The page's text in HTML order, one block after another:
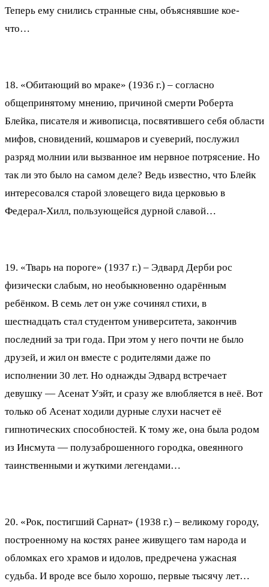
Теперь ему снились странные сны, объяснявшие кое-
что…
18. «Обитающий во мраке» (1936 г.) – согласно
общепринятому мнению, причиной смерти Роберта
Блейка, писателя и живописца, посвятившего себя области
мифов, сновидений, кошмаров и суеверий, послужил
разряд молнии или вызванное им нервное потрясение. Но
так ли это было на самом деле? Ведь известно, что Блейк
интересовался старой зловещего вида церковью в
Федерал-Хилл, пользующейся дурной славой…
19. «Тварь на пороге» (1937 г.) – Эдвард Дерби рос
физически слабым, но необыкновенно одарённым
ребёнком. В семь лет он уже сочинял стихи, в
шестнадцать стал студентом университета, закончив
последний за три года. При этом у него почти не было
друзей, и жил он вместе с родителями даже по
исполнении 30 лет. Но однажды Эдвард встречает
девушку — Асенат Уэйт, и сразу же влюбляется в неё. Вот
только об Асенат ходили дурные слухи насчет её
гипнотических способностей. К тому же, она была родом
из Инсмута — полузаброшенного городка, овеянного
таинственными и жуткими легендами…
20. «Рок, постигший Сарнат» (1938 г.) – великому городу,
построенному на костях ранее живущего там народа и
обломках его храмов и идолов, предречена ужасная
судьба. И вроде все было хорошо, первые тысячу лет…